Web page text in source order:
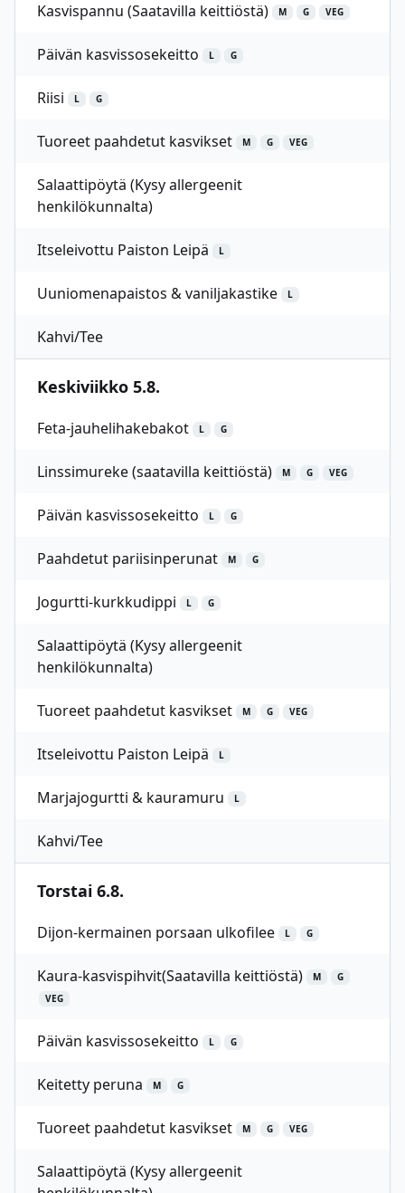
Kasvispannu (Saatavilla keittiöstä) M G VEG
Päivän kasvissosekeitto L G
Riisi L G
Tuoreet paahdetut kasvikset M G VEG
Salaattipöytä (Kysy allergeenit
henkilökunnalta)
Itseleivottu Paiston Leipä L
Uuniomenapaistos & vaniljakastike L
Kahvi/Tee
Keskiviikko 5.8.
Feta-jauhelihakebakot L G
Linssimureke (saatavilla keittiöstä) M G VEG
Päivän kasvissosekeitto L G
Paahdetut pariisinperunat M G
Jogurtti-kurkkudippi L G
Salaattipöytä (Kysy allergeenit
henkilökunnalta)
Tuoreet paahdetut kasvikset M G VEG
Itseleivottu Paiston Leipä L
Marjajogurtti & kauramuru L
Kahvi/Tee
Torstai 6.8.
Dijon-kermainen porsaan ulkofilee L G
Kaura-kasvispihvit(Saatavilla keittiöstä) M
G
VEG
Päivän kasvissosekeitto L G
Keitetty peruna M G
Tuoreet paahdetut kasvikset M G VEG
Salaattipöytä (Kysy allergeenit